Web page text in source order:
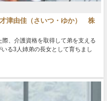
才津由佳（さいつ・ゆか） 株
、介護資格を取得して弟を支える
る3人姉弟の長女として育ちまし